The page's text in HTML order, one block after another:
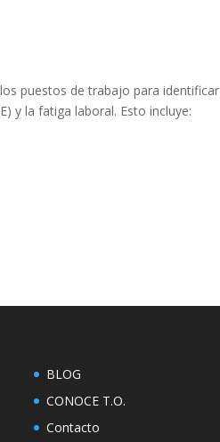
puestos de trabajo para identificar
y la fatiga laboral. Esto incluye:
BLOG
CONOCE T.O.
Contacto